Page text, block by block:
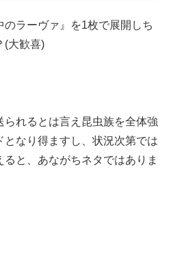
のラーヴァ』を1枚で展開しち
(大歓喜)
れるとは言え昆虫族を全体強
なり得ますし、状況次第では
と、あながちネタではありま